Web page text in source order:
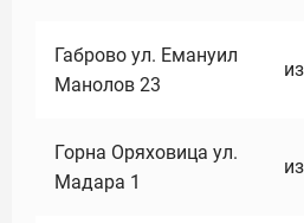
Габрово ул. Емануил
Манолов 23
Горна Оряховица ул.
Мадара 1